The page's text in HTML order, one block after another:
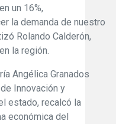
un 16%,
la demanda de nuestro
Rolando Calderón,
la región.
Angélica Granados
Innovación y
estado, recalcó la
económica del